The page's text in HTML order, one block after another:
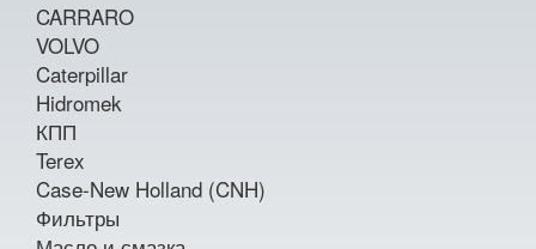
CARRARO
VOLVO
Caterpillar
Hidromek
КПП
Terex
Case-New Holland (CNH)
Фильтры